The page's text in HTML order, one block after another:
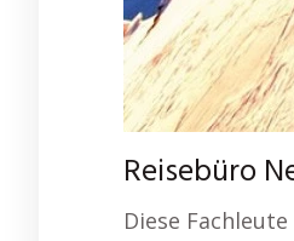
Reisebüro
Diese